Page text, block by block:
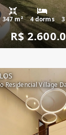
347 m² 4 dorms
R$
Residencial Village